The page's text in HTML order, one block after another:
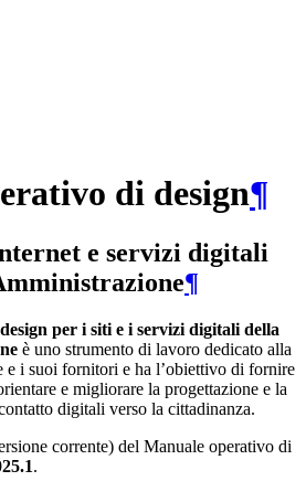
di design¶
e servizi digitali
¶
per i siti e i servizi digitali della
è uno strumento di lavoro dedicato alla
e i suoi fornitori e ha l’obiettivo di fornire
e migliorare la progettazione e la
digitali verso la cittadinanza.
corrente) del Manuale operativo di
.